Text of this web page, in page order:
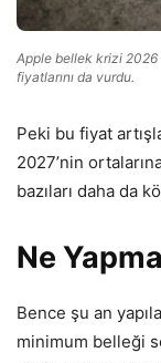
Apple bellek krizi 2026
fiyatlarını da vurdu.
Peki bu fiyat
2027’nin
bazıları daha da
Ne
Bence şu an
minimum belleği